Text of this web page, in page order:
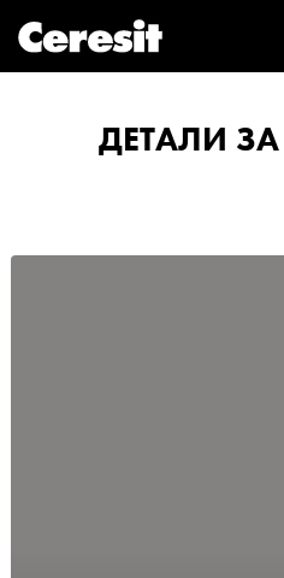
ДЕТАЛИ